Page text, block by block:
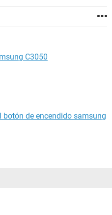
C3050
botón de encendido samsung